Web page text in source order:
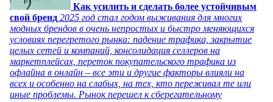
Как усилить и сделать более устойчивым
свой бренд 2025 год стал годом выживания для многих
модных брендов в очень непростых и быстро меняющихся
условиях перегретого рынка: падение трафика, закрытие
целых сетей и компаний, консолидация селлеров на
маркетплейсах, переток покупательского трафика из
офлайна в онлайн – все эти и другие факторы влияли на
всех и особенно на слабых, на тех, кто переживал те или
иные проблемы. Рынок перешел к сберегательному